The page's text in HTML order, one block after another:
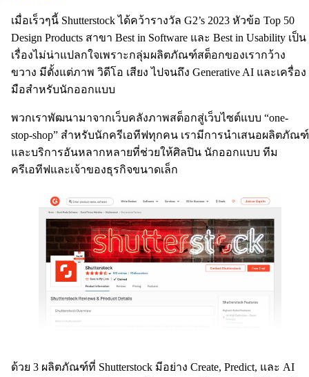
เมื่อเร็วๆนี้ Shutterstock ได้คว้ารางวัล G2’s 2023 หัวข้อ Top 50
Design Products สาขา Best in Software และ Best in Usability เป็น
เรื่องไม่น่าแปลกใจเพราะกลุ่มผลิตภัณฑ์สต็อกของเรากว้าง
ขวาง มีตั้งแต่ภาพ วิดีโอ เสียง ไปจนถึง Generative AI และเครื่อง
มือสำหรับนักออกแบบ
พวกเราพัฒนามาจากเว็บคลังภาพสต็อกสู่เว็บไซต์แบบ “one-
stop-shop” สำหรับนักครีเอทีฟทุกคน เรามีการนำเสนอผลิตภัณฑ์
และบริการอันหลากหลายที่ช่วยให้ศิลปิน นักออกแบบ ทีม
ครีเอทีฟและเจ้าของธุรกิจขนาดเล็ก
ด้วย 3 ผลิตภัณฑ์ที่ Shutterstock มีอย่าง Create, Predict, และ AI